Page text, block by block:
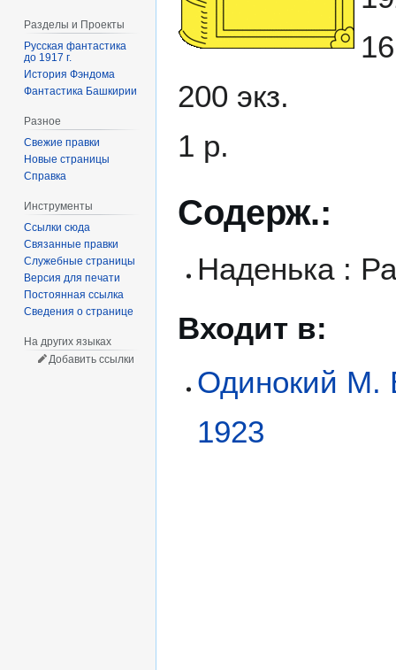
200 экз.
1 р.
Содерж.:
Наденька :
Входит в:
Одинокий М.
1923
Разделы и Проекты
Русская фантастика
до 1917 г.
История Фэндома
Фантастика Башкирии
Разное
Свежие правки
Новые страницы
Справка
Инструменты
Ссылки сюда
Связанные правки
Служебные страницы
Версия для печати
Постоянная ссылка
Сведения о странице
На других языках
Добавить ссылки